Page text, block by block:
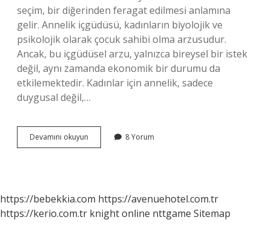
seçim, bir diğerinden feragat edilmesi anlamına
gelir. Annelik içgüdüsü, kadınların biyolojik ve
psikolojik olarak çocuk sahibi olma arzusudur.
Ancak, bu içgüdüsel arzu, yalnızca bireysel bir istek
değil, aynı zamanda ekonomik bir durumu da
etkilemektedir. Kadınlar için annelik, sadece
duygusal değil,…
Devamını okuyun Kadında
annelik
8 Yorum
https://bebekkia.com https://avenuehotel.com.tr
https://kerio.com.tr knight online nttgame Sitemap